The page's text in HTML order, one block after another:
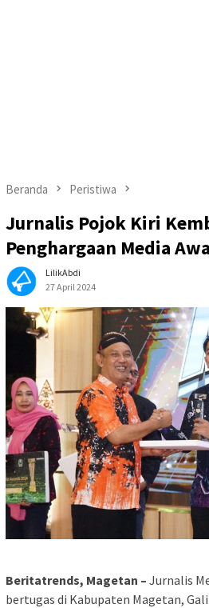
Beranda Peristiwa
Jurnalis Pojok Kiri
Penghargaan Media
LilikAbdi
27 April 2024
Beritatrends, Magetan – Jurnalis
bertugas di Kabupaten Magetan,